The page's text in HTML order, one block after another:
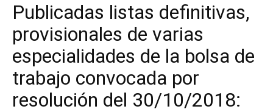
Publicadas listas definitivas,
provisionales de varias
especialidades de la bolsa de
trabajo convocada por
resolución del 30/10/2018: